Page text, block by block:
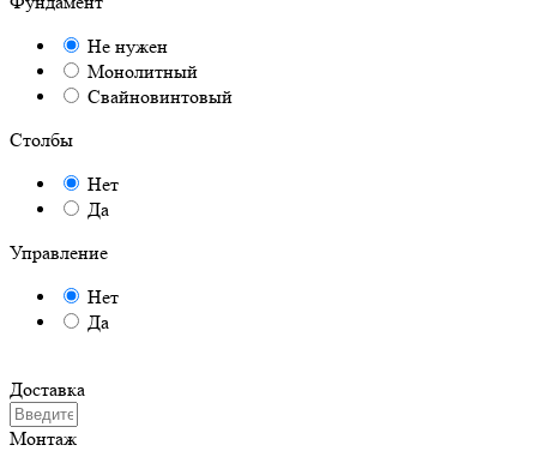
Не нужен
Монолитный
Свайновинтовый
Столбы
Нет
Да
Управление
Нет
Да
Доставка
Монтаж